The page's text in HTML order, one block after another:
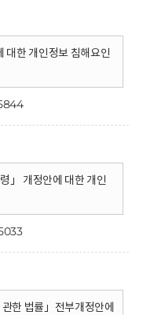
대한 개인정보 침해요인
」 개정안에 대한 개인
관한 법률」전부개정안에